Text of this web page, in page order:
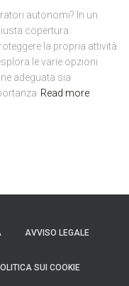
autonomi? In un
copertura
la propria attività
le varie opzioni
adeguata sia
Read more
AVVISO LEGALE
SUI COOKIE